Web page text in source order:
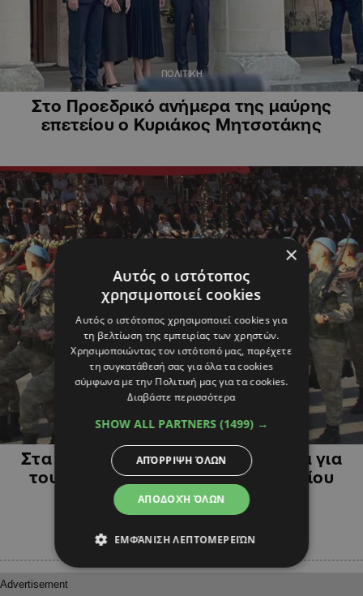
ΠΟΛΙΤΙΚΗ
Στο Προεδρικό ανήμερα της μαύρης
επετείου ο Κυριάκος Μητσοτάκης
ΚΥΠΡΟΣ
Στα κατεχόμενα ο Μπιναλί Γιλντιρίμ για
τους "εορτασμούς" της 20ης Ιουλίου
×
Αυτός ο ιστότοπος
χρησιμοποιεί cookies
Αυτός ο ιστότοπος χρησιμοποιεί cookies για
τη βελτίωση της εμπειρίας των χρηστών.
Χρησιμοποιώντας τον ιστότοπό μας, παρέχετε
τη συγκατάθεσή σας για όλα τα cookies
σύμφωνα με την Πολιτική μας για τα cookies.
Διαβάστε περισσότερα
SHOW ALL PARTNERS (1499) →
ΑΠΟΔΟΧΉ ΌΛΩΝ
ΑΠΌΡΡΙΨΗ ΌΛΩΝ
ΕΜΦΆΝΙΣΗ ΛΕΠΤΟΜΕΡΕΙΏΝ